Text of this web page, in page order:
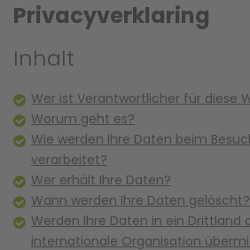
Privacyverklaring
Inhalt
Wer ist Verantwortlicher für diese
Worum geht es?
Wie werden Ihre Daten beim
verarbeitet?
Wer erhält Ihre Daten?
Wann werden Ihre Daten gelöscht?
Werden Ihre Daten in ein Drittland
internationale Organisation